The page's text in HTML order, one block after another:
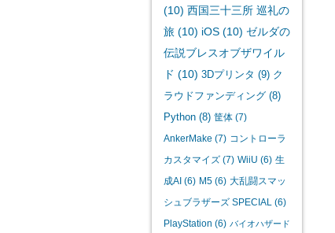
(10) 西国三十三所 巡礼の
旅(10) iOS(10) ゼルダの
伝説ブレスオブザワイル
ド (10) 3Dプリンタ (9) ク
ラウドファンディング(8)
Python(8) 筐体(7)
AnkerMake (7) コントローラ
カスタマイズ(7) WiiU (6) 生
成AI (6) M5(6) 大乱闘スマッ
シュブラザーズ SPECIAL (6)
PlayStation (6) バイオハザード